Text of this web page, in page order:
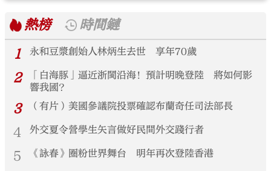
熱榜
時間鏈
1
永和豆漿創始人林炳生去世 享年70歲
2
「白海豚」逼近浙閩沿海！預計明晚登陸 將如何影
響我國？
3 （有片）美國參議院投票確認布蘭奇任司法部長
4 外交夏令營學生矢言做好民間外交踐行者
5 《詠春》圈粉世界舞台 明年再次登陸香港